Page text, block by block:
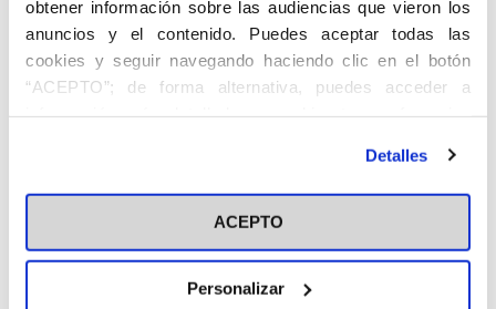
obtener información sobre las audiencias que vieron los
anuncios y el contenido. Puedes aceptar todas las
cookies y seguir navegando haciendo clic en el botón
“ACEPTO”; de forma alternativa, puedes acceder a
información más detallada y cambiar tus preferencias
en el botón "Personalizar". Para más información puedes
visitar nuestra Política de Cookies
Detalles
ACEPTO
Personalizar
necesario para el traslado del enfermo al
Sanatorio del doctor Tapia, donde quedó
instalado, en efecto. Los facultativos le
desahuciaron desde los primeros
instantes.
A partir de este momento, los miembros
de la Asociación acompañaron
continuamente a Negro, prodigándole todo
género de consuelos. La agonía, iniciada,
noche velaron al enfermo los señores